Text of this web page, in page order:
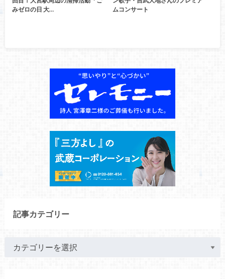
みゼロの日 大…
ムコンサート
記事カテゴリー